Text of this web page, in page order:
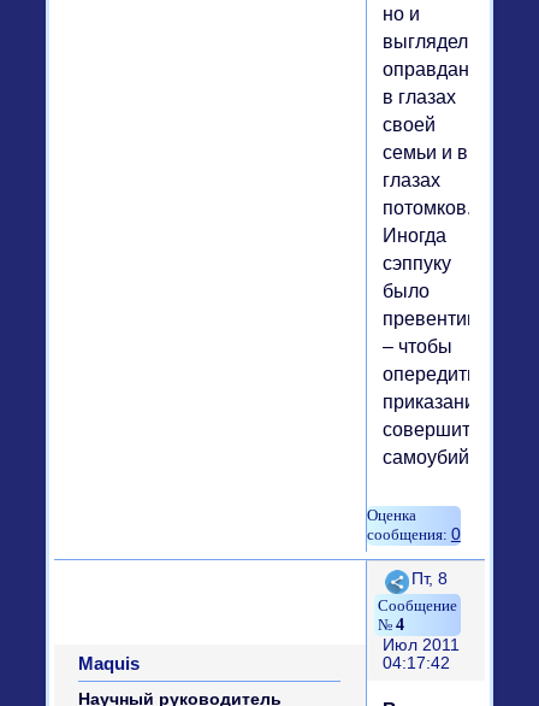
но и
выглядел
оправданным
в глазах
своей
семьи и в
глазах
потомков.
Иногда
сэппуку
было
превентивным
– чтобы
опередить
приказание
совершить
самоубийство.
0
Поделиться
4
Пт, 8
Июл 2011
04:17:42
Maquis
Научный руководитель